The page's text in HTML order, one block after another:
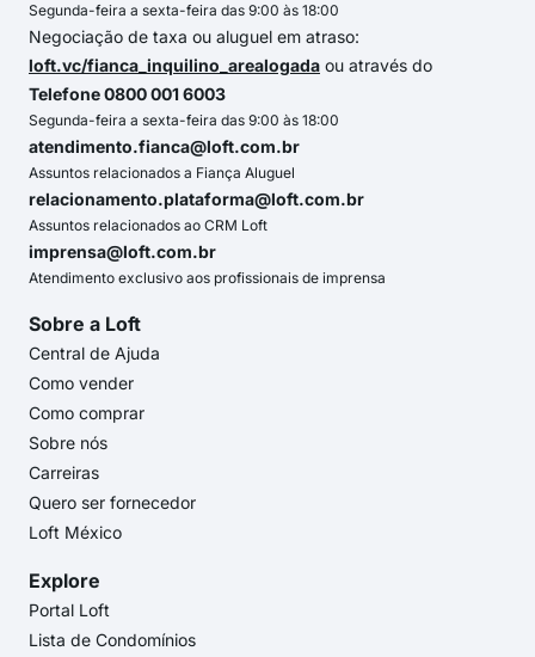
Segunda-feira a sexta-feira das 9:00 às 18:00
Negociação de taxa ou aluguel em atraso:
loft.vc/fianca_inquilino_arealogada ou através do
Telefone 0800 001 6003
Segunda-feira a sexta-feira das 9:00 às 18:00
atendimento.fianca@loft.com.br
Assuntos relacionados a Fiança Aluguel
relacionamento.plataforma@loft.com.br
Assuntos relacionados ao CRM Loft
imprensa@loft.com.br
Atendimento exclusivo aos profissionais de imprensa
Sobre a Loft
Central de Ajuda
Como vender
Como comprar
Sobre nós
Carreiras
Quero ser fornecedor
Loft México
Explore
Portal Loft
Lista de Condomínios